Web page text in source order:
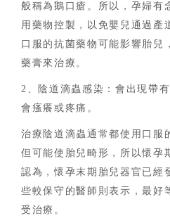
般稱為鵝口瘡。所以，孕婦有
用藥物控製，以免嬰兒通過產
口服的抗菌藥物可能影響胎兒
藥膏來治療。
2、陰道滴蟲感染：會出現帶
會瘙癢或疼痛。
治療陰道滴蟲通常都使用口服
但可能使胎兒畸形，所以懷孕
認為，懷孕末期胎兒器官已經
些較保守的醫師則表示，最好
受治療。